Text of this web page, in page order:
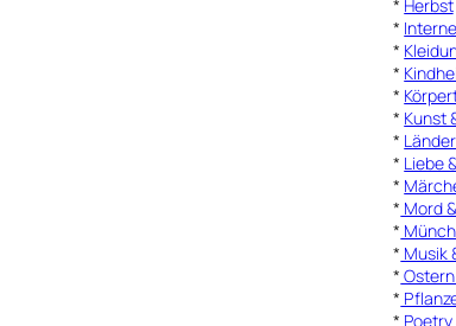
* Herbst
*
*
*
*
* Kunst
*
* Liebe
*
* Mord
*
* Musik
*
*
* Poetry